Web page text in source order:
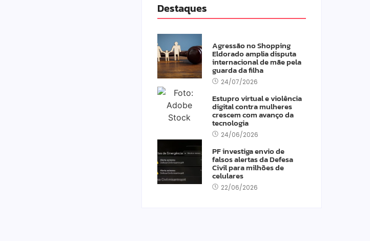
Destaques
Agressão no Shopping
Eldorado amplia disputa
internacional de mãe pela
guarda da filha
24/07/2026
Estupro virtual e violência
digital contra mulheres
crescem com avanço da
tecnologia
24/06/2026
PF investiga envio de
falsos alertas da Defesa
Civil para milhões de
celulares
22/06/2026